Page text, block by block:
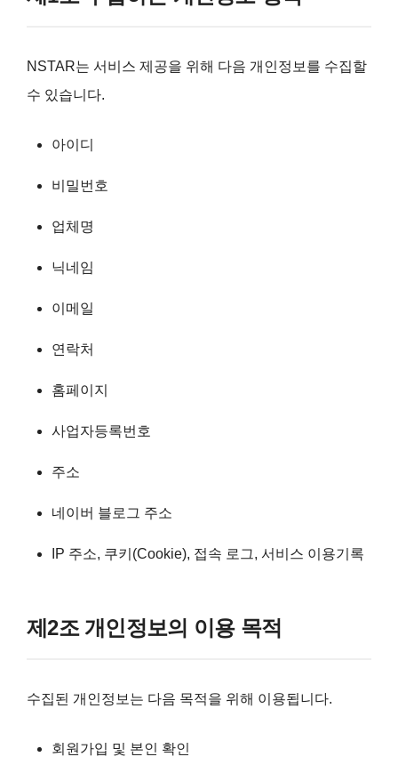
NSTAR는 서비스 제공을 위해 다음 개인정보를 수집할
수 있습니다.
아이디
비밀번호
업체명
닉네임
이메일
연락처
홈페이지
사업자등록번호
주소
네이버 블로그 주소
IP 주소, 쿠키(Cookie), 접속 로그, 서비스 이용기록
제2조 개인정보의 이용 목적
수집된 개인정보는 다음 목적을 위해 이용됩니다.
회원가입 및 본인 확인